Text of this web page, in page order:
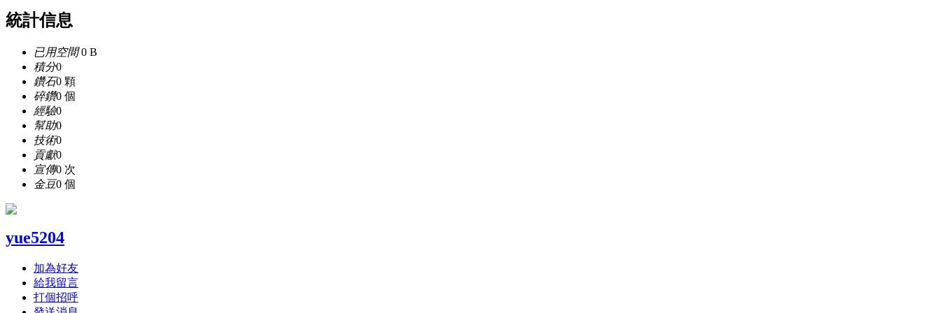
統計信息
已用空間0 B
積分0
鑽石0 顆
碎鑽0 個
經驗0
幫助0
技術0
貢獻0
宣傳0 次
金豆0 個
yue5204
加為好友
給我留言
打個招呼